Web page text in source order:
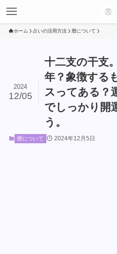
ホーム 占いの活用方法 暦について
十二支の干支
年？象徴する
スってある？
でしっかり開
う。
2024
12/05
暦について 2024年12月5日